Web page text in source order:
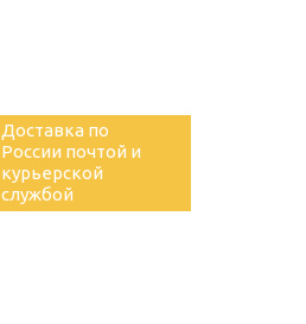
Доставка по
России почтой и
курьерской
службой